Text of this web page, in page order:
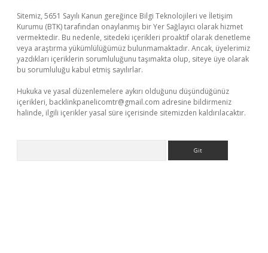
Sitemiz, 5651 Sayılı Kanun gereğince Bilgi Teknolojileri ve İletişim
Kurumu (BTK) tarafından onaylanmış bir Yer Sağlayıcı olarak hizmet
vermektedir. Bu nedenle, sitedeki içerikleri proaktif olarak denetleme
veya araştırma yükümlülüğümüz bulunmamaktadır. Ancak, üyelerimiz
yazdıkları içeriklerin sorumluluğunu taşımakta olup, siteye üye olarak
bu sorumluluğu kabul etmiş sayılırlar.
Hukuka ve yasal düzenlemelere aykırı olduğunu düşündüğünüz
içerikleri, backlinkpanelicomtr@gmail.com adresine bildirmeniz
halinde, ilgili içerikler yasal süre içerisinde sitemizden kaldırılacaktır.